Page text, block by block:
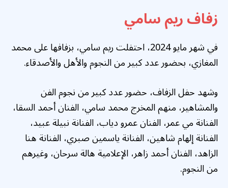
زفاف ريم سامي
في شهر مايو 2024، احتفلت ريم سامي، بزفافها على محمد
المغازي، بحضور عدد كبير من النجوم والأهل والأصدقاء.
وشهد حفل الزفاف، حضور عدد كبير من نجوم الفن
والمشاهير، منهم المخرج محمد سامي، الفنان أحمد السقا،
الفنانة مي عمر، الفنان عمرو دياب، الفنانة نبيلة عبيد،
الفنانة إلهام شاهين، الفنانة ياسمين صبري، الفنانة هنا
الزاهد، الفنان أحمد زاهر، الإعلامية هالة سرحان، وغيرهم
من النجوم.